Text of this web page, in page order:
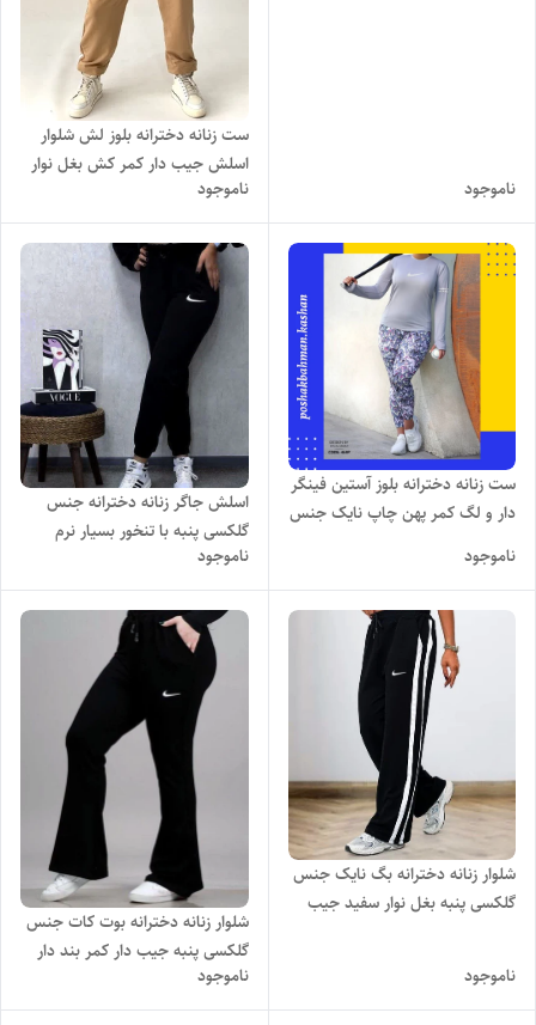
ناموجود
ست زنانه دخترانه بلوز لش شلوار
اسلش جیب دار کمر کش بغل نوار
چاپ آدیداس با رنگ بندی و تنخور
بسیار شیک
ناموجود
ست زنانه دخترانه بلوز آستین فینگر
دار و لگ کمر پهن چاپ نایک جنس
شیک
ناموجود
اسلش جاگر زنانه دخترانه جنس
گلکسی پنبه با تنخور بسیار نرم
راحت و شیک
ناموجود
شلوار زنانه دخترانه بگ نایک جنس
گلکسی پنبه بغل نوار سفید جیب
ناموجود
شلوار زنانه دخترانه بوت کات جنس
گلکسی پنبه جیب دار کمر بند دار
چاپ نایک با تنخور بسیار شیک و
دوست داشتنی
ناموجود